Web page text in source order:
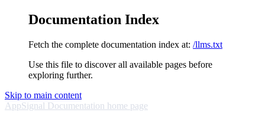
Documentation Index
Fetch the complete documentation index at: /llms.txt
Use this file to discover all available pages before
exploring further.
Skip to main content
AppSignal Documentation home page